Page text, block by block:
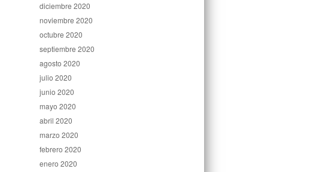
diciembre 2020
noviembre 2020
octubre 2020
septiembre 2020
agosto 2020
julio 2020
junio 2020
mayo 2020
abril 2020
marzo 2020
febrero 2020
enero 2020